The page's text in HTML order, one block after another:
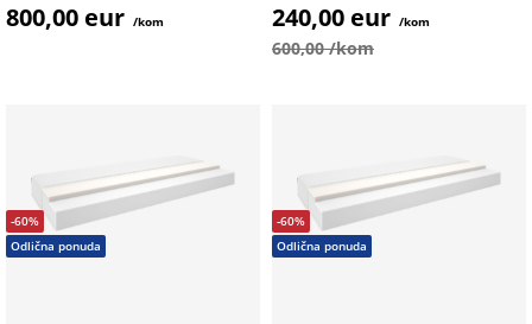
800,00 eur /kom 240,00 eur /kom
600,00 /kom
-60%
Odlična ponuda
-60%
Odlična ponuda